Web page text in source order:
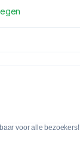
voor alle bezoekers!